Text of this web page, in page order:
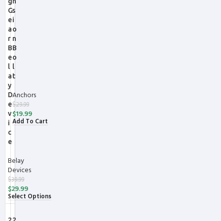
G
e
a
r
B
e
l
a
y
D
e
v
i
c
e
Belay
Devices
$39.99
$29.99
Select Options
s
i
o
n
B
o
l
t
Anchors
$29.99
$19.99
Add To Cart